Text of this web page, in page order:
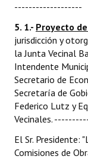
-------------------
5. 1.- Proyecto
jurisdicción y
la Junta Vecinal
Intendente
Secretario de
Secretaría de
Federico Lutz y
Vecinales.
El Sr. Presidente:
Comisiones de